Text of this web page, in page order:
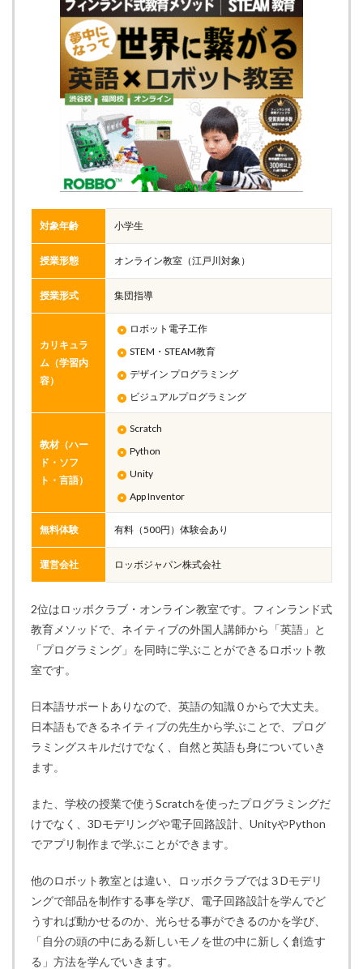
対象年齢 小学生
授業形態 オンライン教室（江戸川対象）
授業形式 集団指導
カリキュラ
ム（学習内
容）
ロボット電子工作
STEM・STEAM教育
デザイン プログラミング
ビジュアルプログラミング
教材（ハー
ド・ソフ
ト・言語）
Scratch
Python
Unity
App Inventor
無料体験 有料（500円）体験会あり
運営会社 ロッボジャパン株式会社
2位はロッボクラブ・オンライン教室です。フィンランド式
教育メソッドで、ネイティブの外国人講師から「英語」と
「プログラミング」を同時に学ぶことができるロボット教
室です。
日本語サポートありなので、英語の知識０からで大丈夫。
日本語もできるネイティブの先生から学ぶことで、プログ
ラミングスキルだけでなく、自然と英語も身についていき
ます。
また、学校の授業で使うScratchを使ったプログラミングだ
けでなく、3Dモデリングや電子回路設計、UnityやPython
でアプリ制作まで学ぶことができます。
他のロボット教室とは違い、ロッボクラブでは３Dモデリ
ングで部品を制作する事を学び、電子回路設計を学んでど
うすれば動かせるのか、光らせる事ができるのかを学び、
「自分の頭の中にある新しいモノを世の中に新しく創造す
る」方法を学んでいきます。